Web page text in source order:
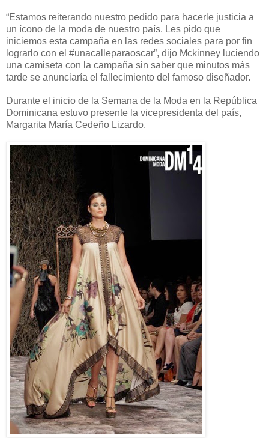
“Estamos reiterando nuestro pedido para hacerle justicia a
un ícono de la moda de nuestro país. Les pido que
iniciemos esta campaña en las redes sociales para por fin
lograrlo con el #unacalleparaoscar”, dijo Mckinney luciendo
una camiseta con la campaña sin saber que minutos más
tarde se anunciaría el fallecimiento del famoso diseñador.
Durante el inicio de la Semana de la Moda en la República
Dominicana estuvo presente la vicepresidenta del país,
Margarita María Cedeño Lizardo.